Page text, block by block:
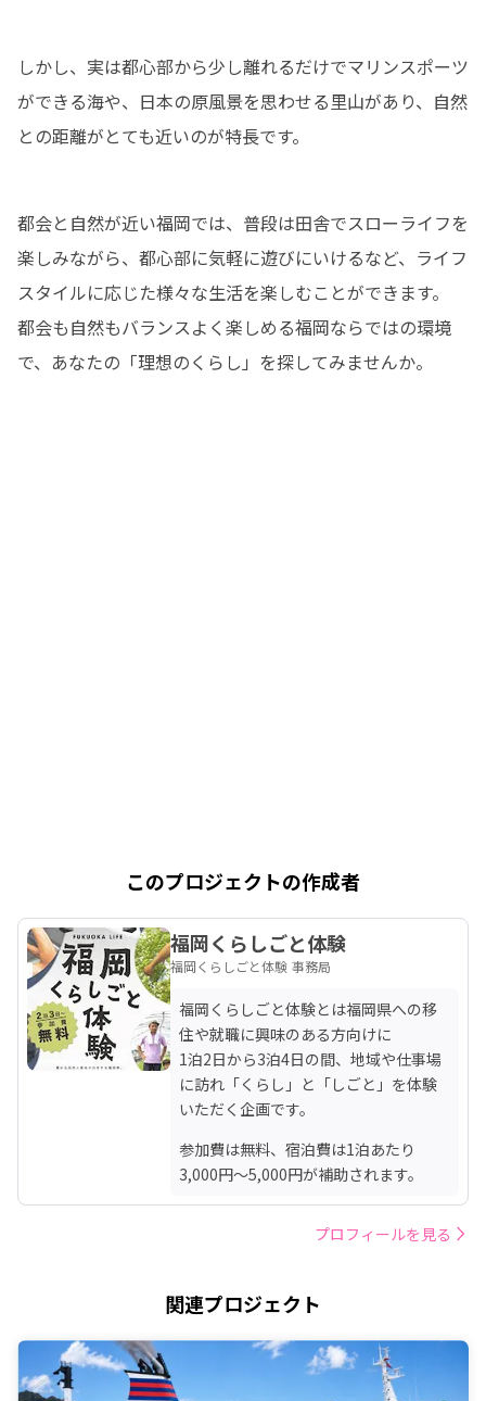
しかし、実は都心部から少し離れるだけでマリンスポーツ
ができる海や、日本の原風景を思わせる里山があり、自然
との距離がとても近いのが特長です。
都会と自然が近い福岡では、普段は田舎でスローライフを
楽しみながら、都心部に気軽に遊びにいけるなど、ライフ
スタイルに応じた様々な生活を楽しむことができます。
都会も自然もバランスよく楽しめる福岡ならではの環境
で、あなたの「理想のくらし」を探してみませんか。
このプロジェクトの作成者
福岡くらしごと体験
福岡くらしごと体験 事務局
福岡くらしごと体験とは福岡県への移
住や就職に興味のある方向けに
1泊2日から3泊4日の間、地域や仕事場
に訪れ「くらし」と「しごと」を体験
いただく企画です。
参加費は無料、宿泊費は1泊あたり
3,000円〜5,000円が補助されます。
プロフィールを見る
関連プロジェクト